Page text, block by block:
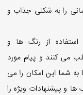
را به شکلی جذاب و
استفاده از رنگ ها و
می کنند و پیام مورد
به شما این امکان را می
و پیشنهادات ویژه را